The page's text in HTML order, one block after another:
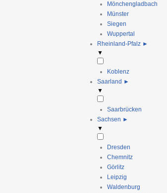
Mönchengladbach
Münster
Siegen
Wuppertal
Rheinland-Pfalz ►
▼
Koblenz
Saarland ►
▼
Saarbrücken
Sachsen ►
▼
Dresden
Chemnitz
Görlitz
Leipzig
Waldenburg